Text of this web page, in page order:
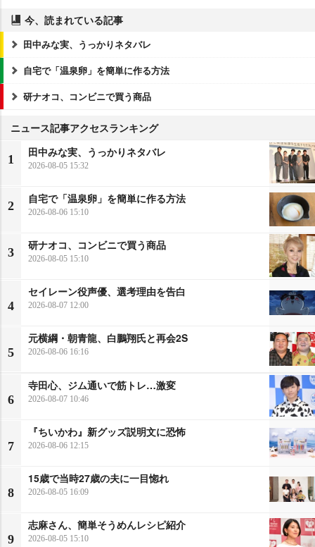
今、読まれている記事
田中みな実、うっかりネタバレ
自宅で「温泉卵」を簡単に作る方法
研ナオコ、コンビニで買う商品
ニュース記事アクセスランキング
1
田中みな実、うっかりネタバレ
2026-08-05 15:32
2
自宅で「温泉卵」を簡単に作る方法
2026-08-06 15:10
3
研ナオコ、コンビニで買う商品
2026-08-05 15:10
4
セイレーン役声優、選考理由を告白
2026-08-07 12:00
5
元横綱・朝青龍、白鵬翔氏と再会2S
2026-08-06 16:16
6
寺田心、ジム通いで筋トレ…激変
2026-08-07 10:46
7
『ちいかわ』新グッズ説明文に恐怖
2026-08-06 12:15
8
15歳で当時27歳の夫に一目惚れ
2026-08-05 16:09
9
志麻さん、簡単そうめんレシピ紹介
2026-08-05 15:10